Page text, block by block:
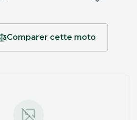
Comparer cette moto